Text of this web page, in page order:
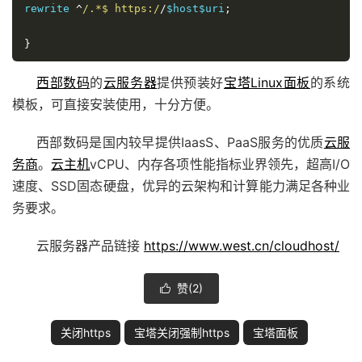
rewrite ^/.*$ https://$host$uri ;
}
西部数码的云服务器提供预装好宝塔Linux面板的系统
模板，可直接安装使用，十分方便。
西部数码是国内较早提供IaasS、PaaS服务的优质云服
务商。云主机vCPU、内存各项性能指标业界领先，超高I/O
速度、SSD固态硬盘，优异的云架构和计算能力满足各种业
务要求。
云服务器产品链接 https://www.west.cn/cloudhost/
 赞(2)
关闭https 宝塔关闭强制https 宝塔面板